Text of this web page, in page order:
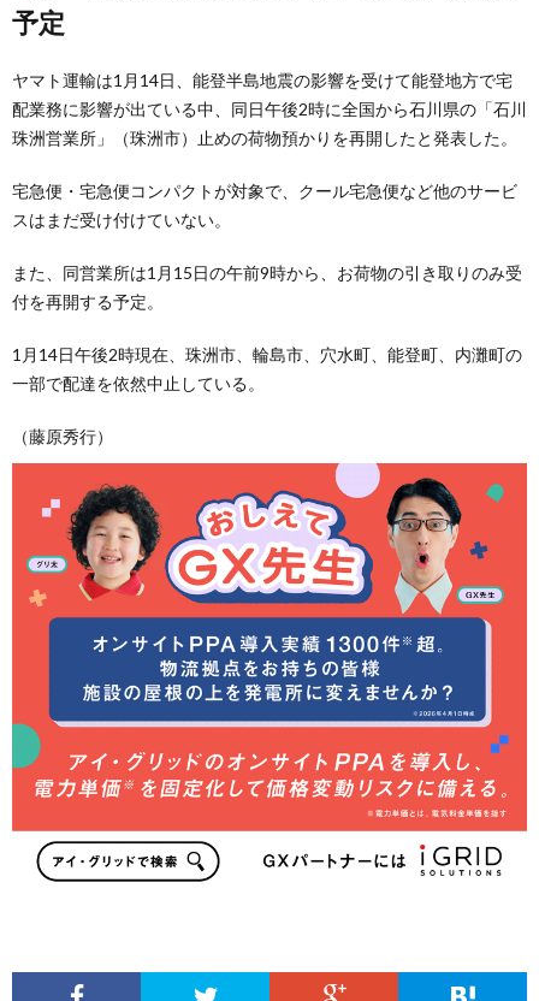
予定
ヤマト運輸は1月14日、能登半島地震の影響を受けて能登地方で宅
配業務に影響が出ている中、同日午後2時に全国から石川県の「石川
珠洲営業所」（珠洲市）止めの荷物預かりを再開したと発表した。
宅急便・宅急便コンパクトが対象で、クール宅急便など他のサービ
スはまだ受け付けていない。
また、同営業所は1月15日の午前9時から、お荷物の引き取りのみ受
付を再開する予定。
1月14日午後2時現在、珠洲市、輪島市、穴水町、能登町、内灘町の
一部で配達を依然中止している。
（藤原秀行）